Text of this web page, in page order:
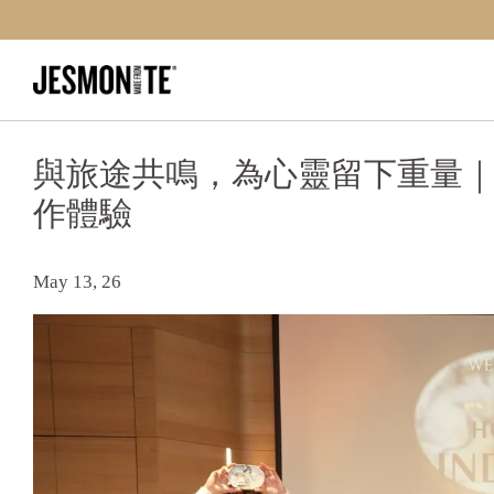
與旅途共鳴，為心靈留下重量
作體驗
May 13, 26